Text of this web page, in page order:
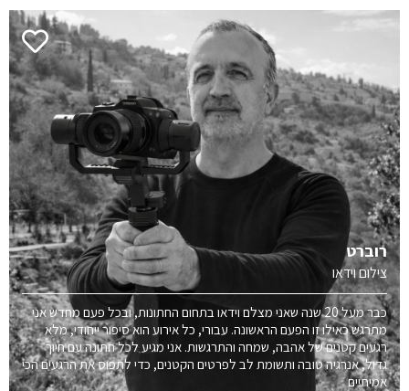
רוברט
צילום וידאו
כבר מעל 20 שנה שאני מצלם וידאו בתחום החתונות, ובכל פעם מחדש אני
מתרגש כאילו זו הפעם הראשונה. עבורי, כל אירוע הוא סיפור ייחודי, מלא
רגעים קטנים של אהבה, שמחה והתרגשות. אני מגיע לכל חתונה עם חיוך
גדול, אנרגיה טובה ותשומת לב לפרטים הקטנים, כדי לתפוס את הרגעים הכי
אמיתיים